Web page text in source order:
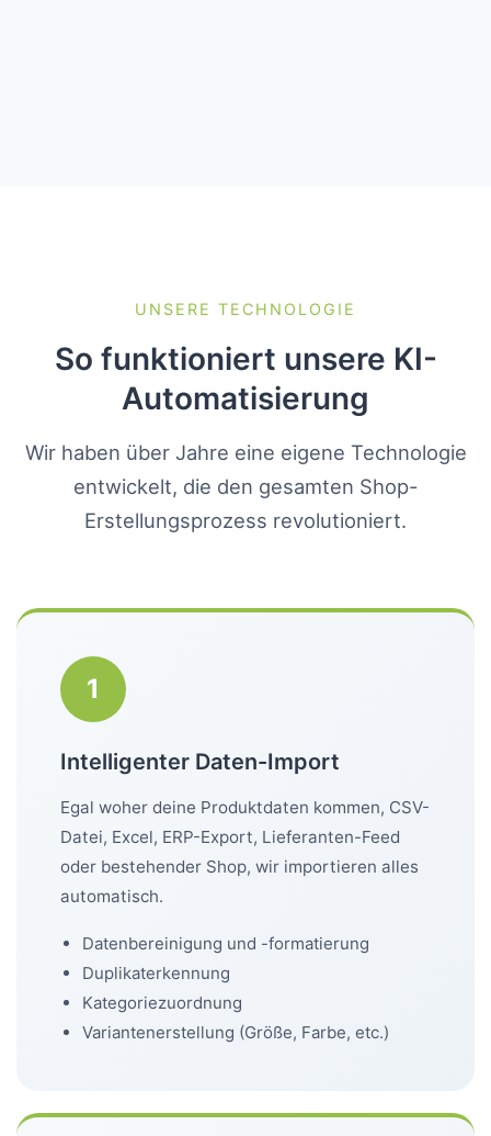
UNSERE TECHNOLOGIE
So funktioniert unsere KI-
Automatisierung
Wir haben über Jahre eine eigene Technologie
entwickelt, die den gesamten Shop-
Erstellungsprozess revolutioniert.
1
Intelligenter Daten-Import
Egal woher deine Produktdaten kommen, CSV-
Datei, Excel, ERP-Export, Lieferanten-Feed
oder bestehender Shop, wir importieren alles
automatisch.
Datenbereinigung und -formatierung
Duplikaterkennung
Kategoriezuordnung
Variantenerstellung (Größe, Farbe, etc.)